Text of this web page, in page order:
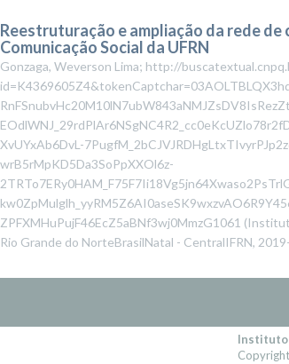
Reestruturação e ampliação da rede
Comunicação Social da UFRN
Gonzaga, Weverson Lima; http://
XvUYxAb6DvL-
wrB5rMpKD5Da3SoPpXXOl6z-
ZPFXMHuPujF46EcZ5aBNf3wj0MmzG1061 (
Rio Grande do NorteBrasilNatal - CentralIFRN,
Instituto